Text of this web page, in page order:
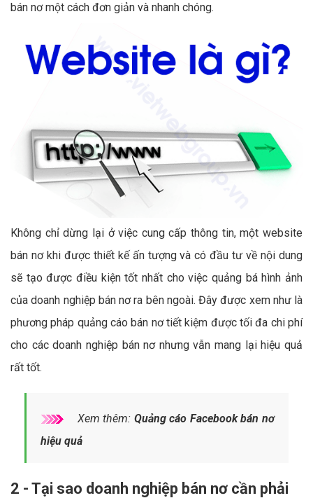
bán nơ một cách đơn giản và nhanh chóng.
Không chỉ dừng lại ở việc cung cấp thông tin, một website
bán nơ khi được thiết kế ấn tượng và có đầu tư về nội dung
sẽ tạo được điều kiện tốt nhất cho việc quảng bá hình ảnh
của doanh nghiệp bán nơ ra bên ngoài. Đây được xem như là
phương pháp quảng cáo bán nơ tiết kiệm được tối đa chi phí
cho các doanh nghiệp bán nơ nhưng vẫn mang lại hiệu quả
rất tốt.
Xem thêm: Quảng cáo Facebook bán nơ
hiệu quả
2 - Tại sao doanh nghiệp bán nơ cần phải